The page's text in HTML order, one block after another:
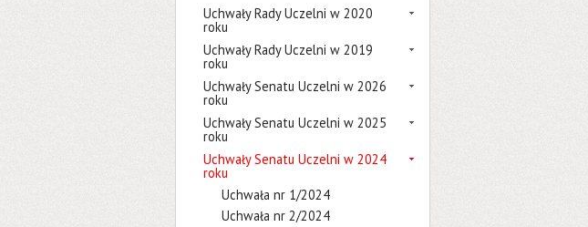
Uchwały Rady Uczelni w 2020
roku
Uchwały Rady Uczelni w 2019
roku
Uchwały Senatu Uczelni w 2026
roku
Uchwały Senatu Uczelni w 2025
roku
Uchwały Senatu Uczelni w 2024
roku
Uchwała nr 1/2024
Uchwała nr 2/2024